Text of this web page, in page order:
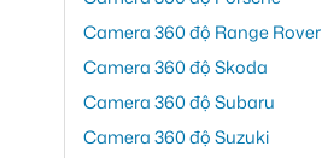
Camera 360 độ Range Rover
Camera 360 độ Skoda
Camera 360 độ Subaru
Camera 360 độ Suzuki